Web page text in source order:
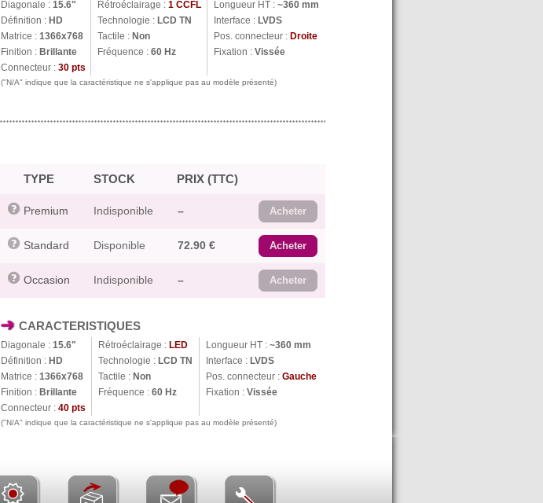
Diagonale : 15.6" Rétroéclairage : 1 CCFL Longueur HT : ~360 mm
Définition : HD Technologie : LCD TN Interface : LVDS
Matrice : 1366x768 Tactile : Non Pos. connecteur : Droite
Finition : Brillante Fréquence : 60 Hz Fixation : Vissée
Connecteur : 30 pts
("N/A" indique que la caractéristique ne s'applique pas au modèle présenté)
TYPE STOCK PRIX (TTC)
Premium Indisponible – Acheter
Standard Disponible 72.90 € Acheter
Occasion Indisponible – Acheter
CARACTERISTIQUES
Diagonale : 15.6" Rétroéclairage : LED Longueur HT : ~360 mm
Définition : HD Technologie : LCD TN Interface : LVDS
Matrice : 1366x768 Tactile : Non Pos. connecteur : Gauche
Finition : Brillante Fréquence : 60 Hz Fixation : Vissée
Connecteur : 40 pts
("N/A" indique que la caractéristique ne s'applique pas au modèle présenté)